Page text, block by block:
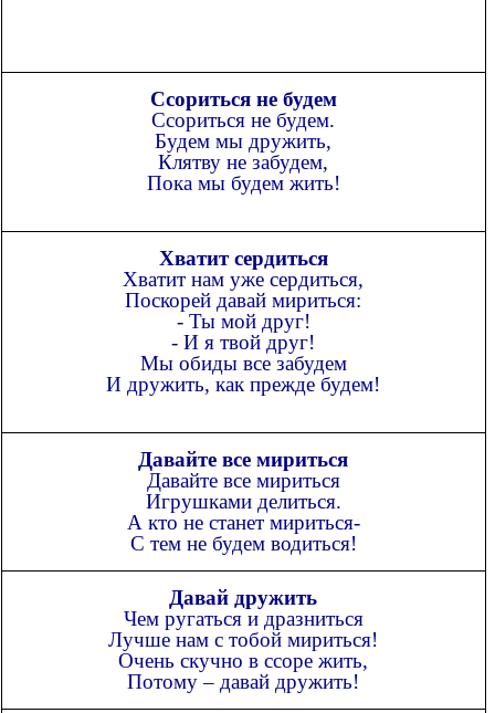
Ссориться не будем
Ссориться не будем.
Будем мы дружить,
Клятву не забудем,
Пока мы будем жить!
Хватит сердиться
Хватит нам уже сердиться,
Поскорей давай мириться:
- Ты мой друг!
- И я твой друг!
Мы обиды все забудем
И дружить, как прежде будем!
Давайте все мириться
Давайте все мириться
Игрушками делиться.
А кто не станет мириться-
С тем не будем водиться!
Давай дружить
Чем ругаться и дразниться
Лучше нам с тобой мириться!
Очень скучно в ссоре жить,
Потому – давай дружить!